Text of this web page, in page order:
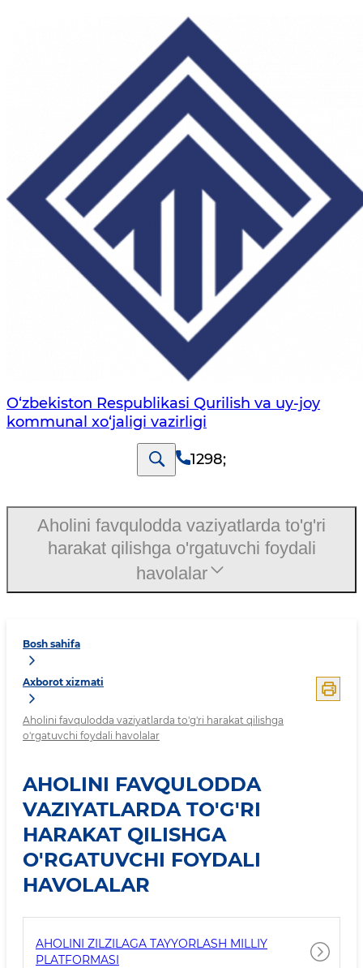
O‘zbekiston Respublikasi Qurilish va uy-joy
kommunal xo‘jaligi vazirligi
1298;
Bosh sahifa
Axborot xizmati
Aholini favqulodda vaziyatlarda to'g'ri harakat qilishga
o'rgatuvchi foydali havolalar
AHOLINI FAVQULODDA
VAZIYATLARDA TO'G'RI
HARAKAT QILISHGA
O'RGATUVCHI FOYDALI
HAVOLALAR
AHOLINI ZILZILAGA TAYYORLASH MILLIY
PLATFORMASI
Aholini favqulodda vaziyatlarda to'g'ri
harakat qilishga o'rgatuvchi foydali
havolalar